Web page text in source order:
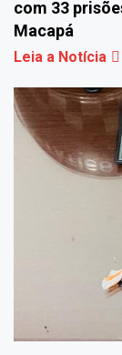
com 33
Macapá
Leia a Notícia